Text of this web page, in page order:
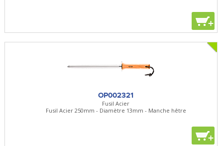
+
OP002321
Fusil Acier
Fusil Acier 250mm - Diamètre 13mm - Manche hêtre
+